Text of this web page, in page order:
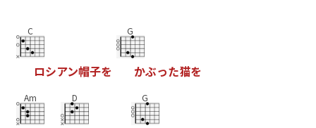
C
ロシアン帽子を
G
かぶった猫を
Am D G